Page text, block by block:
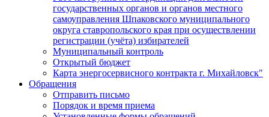
государственных органов и органов местного
самоуправления Шпаковского муниципального
округа ставропольского края при осуществлении
регистрации (учёта) избирателей
Муниципальный контроль
Открытый бюджет
Карта энергосервисного контракта г. Михайловск"
Обращения
Отправить письмо
Порядок и время приема